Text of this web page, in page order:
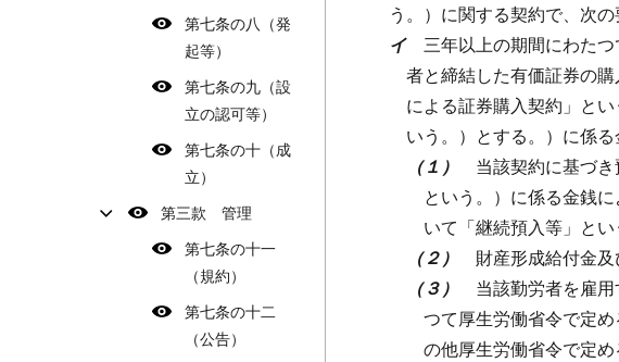
第七条の八（発
起等）
第七条の九（設
立の認可等）
第七条の十（成
立）
第三款 管理
第七条の十一
（規約）
第七条の十二
（公告）
う。）に関する契約で、次
イ 三年以上の期間にわた
者と締結した有価証券の
による証券購入契約」と
いう。）とする。）に係
（１） 当該契約に基づ
という。）に係る金銭
いて「継続預入等」とい
（２） 財産形成給付金
（３） 当該勤労者を雇
つて厚生労働省令で定
の他厚生労働省令で定